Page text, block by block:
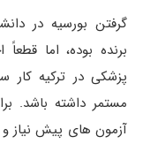
گرفتن بورسیه در
برنده بوده، اما
پزشکی در ترکیه
مستمر داشته باشد.
آزمون‌ های پیش‌ نیاز